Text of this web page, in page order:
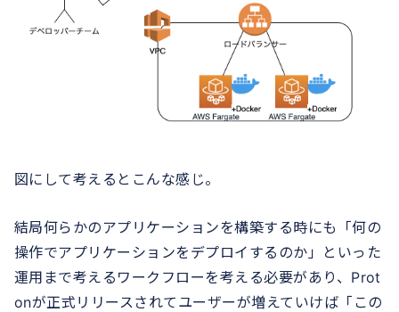
図にして考えるとこんな感じ。
結局何らかのアプリケーションを構築する時にも「何の
操作でアプリケーションをデプロイするのか」といった
運用まで考えるワークフローを考える必要があり、Prot
onが正式リリースされてユーザーが増えていけば「この